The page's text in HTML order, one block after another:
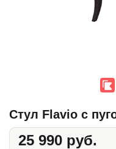
Стул Flavio с
25 990 руб.